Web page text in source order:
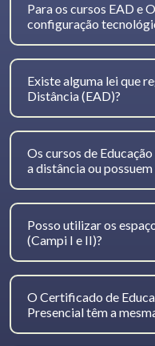
Para os cursos EAD e
configuração
Existe alguma lei que
Distância (EAD)?
Os cursos de
a distância ou
Posso utilizar os
(Campi I e II)?
O Certificado de
Presencial têm a